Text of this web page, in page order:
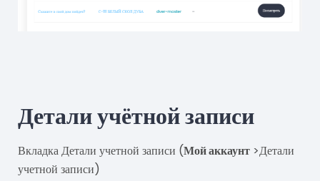
Детали учётной записи
Вкладка Детали учетной записи (Мой аккаунт >Детали
учетной записи)